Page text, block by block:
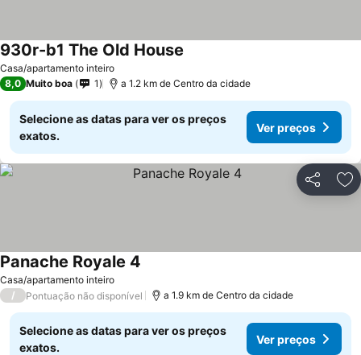
Casa/apartamento inteiro
930r-b1 The Old House
8,0 Muito boa 1 a 1.2 km de Centro da cidade
Selecione as datas para ver os preços
exatos.
Ver preços
Partilhar
Casa/apartamento inteiro
Panache Royale 4
/ Pontuação não disponível a 1.9 km de Centro da cidade
Selecione as datas para ver os preços
exatos.
Ver preços